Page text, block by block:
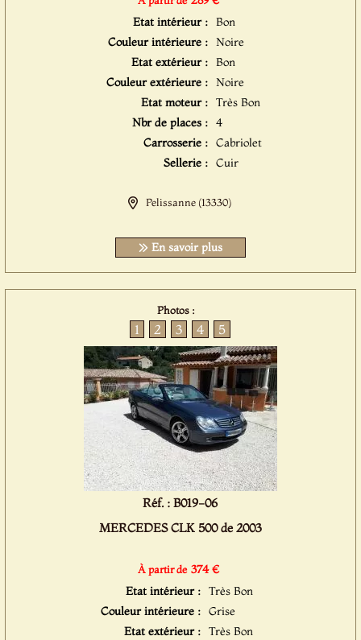
Etat intérieur : Bon
Couleur intérieure : Noire
Etat extérieur : Bon
Couleur extérieure : Noire
Etat moteur : Très Bon
Nbr de places : 4
Carrosserie : Cabriolet
Sellerie : Cuir
Pelissanne (13330)
En savoir plus
Photos :
1 2 3 4 5
Réf. : B019-06
MERCEDES CLK 500 de 2003
À partir de 374 €
Etat intérieur : Très Bon
Couleur intérieure : Grise
Etat extérieur : Très Bon